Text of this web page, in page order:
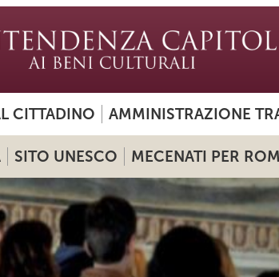
CITTADINO AMMINISTRAZIONE
SITO UNESCO MECENATI PER